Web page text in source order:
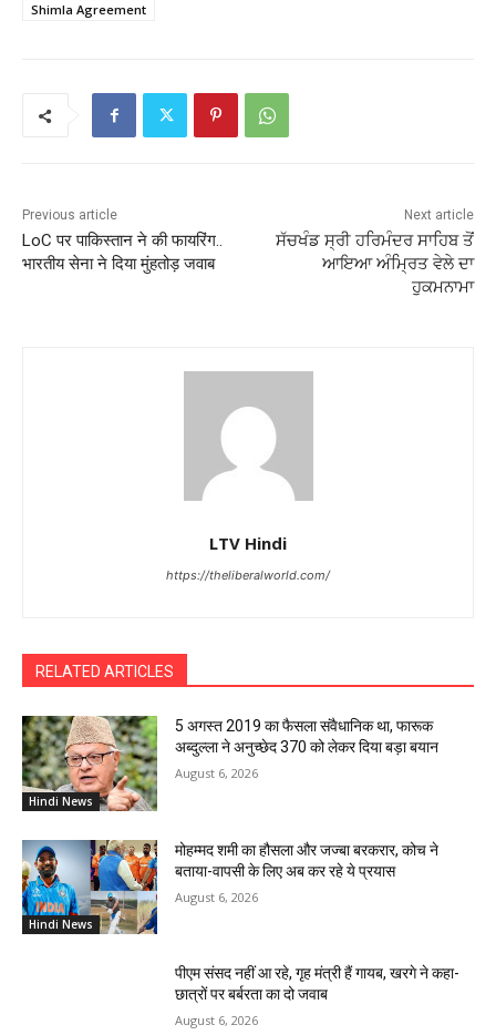
Shimla Agreement
Previous article
LoC पर पाकिस्तान ने की फायरिंग..
भारतीय सेना ने दिया मुंहतोड़ जवाब
Next article
ਸੱਚਖੰਡ ਸ੍ਰੀ ਹਰਿਮੰਦਰ ਸਾਹਿਬ ਤੋਂ
ਆਇਆ ਅੰਮ੍ਰਿਤ ਵੇਲੇ ਦਾ
ਹੁਕਮਨਾਮਾ
LTV Hindi
https://theliberalworld.com/
RELATED ARTICLES
Hindi News
5 अगस्त 2019 का फैसला संवैधानिक था, फारूक
अब्दुल्ला ने अनुच्छेद 370 को लेकर दिया बड़ा बयान
August 6, 2026
Hindi News
मोहम्मद शमी का हौसला और जज्बा बरकरार, कोच ने
बताया-वापसी के लिए अब कर रहे ये प्रयास
August 6, 2026
पीएम संसद नहीं आ रहे, गृह मंत्री हैं गायब, खरगे ने कहा-
छात्रों पर बर्बरता का दो जवाब
August 6, 2026